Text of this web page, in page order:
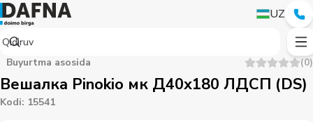
UZ
Buyurtma asosida (0)
Вешалка Pinokio мк Д40x180 ЛДСП (DS)
Kodi: 15541